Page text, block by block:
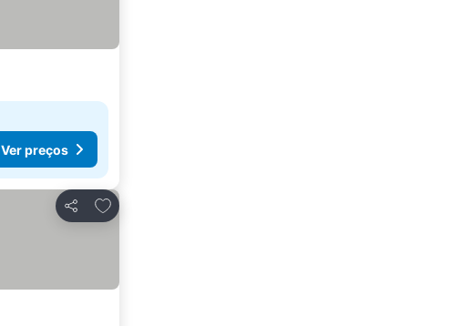
Ver preços
Partilhar
Adicionar aos favoritos